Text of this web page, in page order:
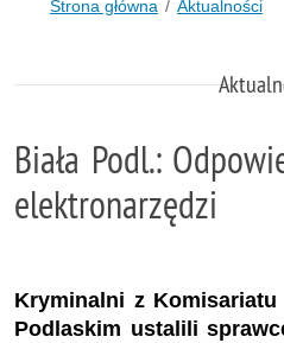
Strona główna Aktualności
Biała Podl.:
elektronarzędzi
Kryminalni z
Podlaskim ustalili